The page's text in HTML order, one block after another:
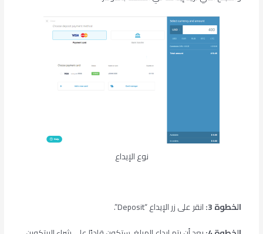
نوع الإيداع
الخطوة 3:
انقر على زر الإيداع “Deposit”.